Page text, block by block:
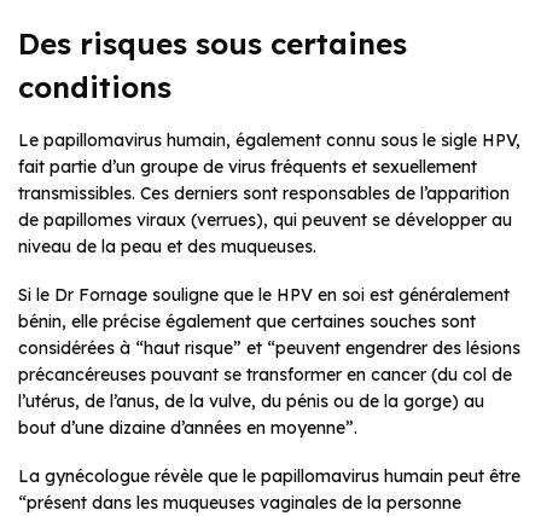
Des risques sous certaines
conditions
Le papillomavirus humain, également connu sous le sigle HPV,
fait partie d’un groupe de virus fréquents et sexuellement
transmissibles. Ces derniers sont responsables de l’apparition
de papillomes viraux (verrues), qui peuvent se développer au
niveau de la peau et des muqueuses.
Si le Dr Fornage souligne que le HPV en soi est généralement
bénin, elle précise également que certaines souches sont
considérées à “haut risque” et “peuvent engendrer des lésions
précancéreuses pouvant se transformer en cancer (du col de
l’utérus, de l’anus, de la vulve, du pénis ou de la gorge) au
bout d’une dizaine d’années en moyenne”.
La gynécologue révèle que le papillomavirus humain peut être
“présent dans les muqueuses vaginales de la personne